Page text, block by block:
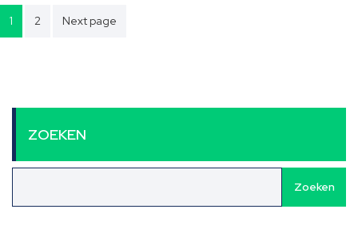
Berichten
paginering
1 2 Next page
ZOEKEN
Zoeken